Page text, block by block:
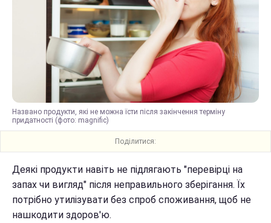
Названо продукти, які не можна їсти після закінчення терміну
придатності (фото: magnific)
Поділитися:
Деякі продукти навіть не підлягають "перевірці на
запах чи вигляд" після неправильного зберігання. Їх
потрібно утилізувати без спроб споживання, щоб не
нашкодити здоров'ю.